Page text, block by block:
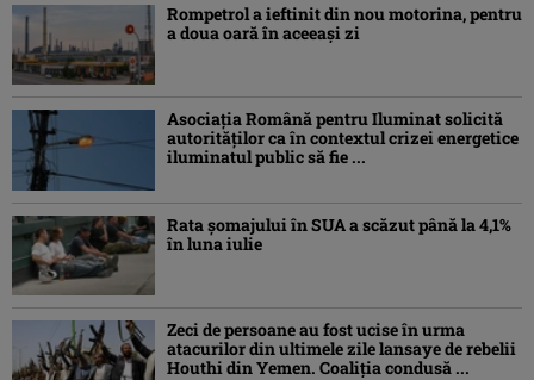
Rompetrol a ieftinit din nou motorina, pentru
a doua oară în aceeași zi
Asociaţia Română pentru Iluminat solicită
autorităților ca în contextul crizei energetice
iluminatul public să fie ...
Rata șomajului în SUA a scăzut până la 4,1%
în luna iulie
Zeci de persoane au fost ucise în urma
atacurilor din ultimele zile lansaye de rebelii
Houthi din Yemen. Coaliția condusă ...